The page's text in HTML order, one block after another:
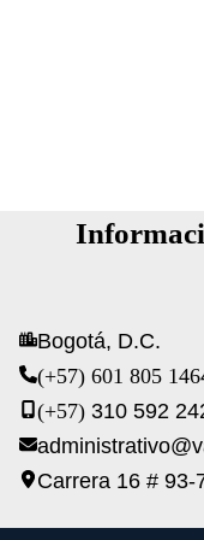
Bogotá, D.C.
(+57) 601 805 146
(+57) 310 592
Carrera 16 # 93-